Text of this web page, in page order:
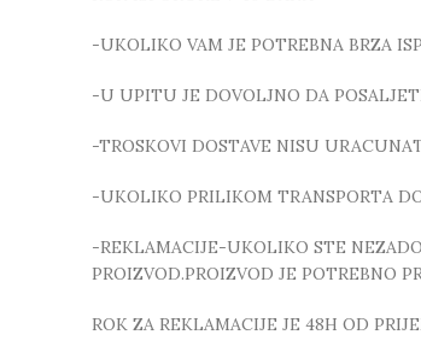
-UKOLIKO VAM JE POTREBNA BRZA
-U UPITU JE DOVOLJNO DA
-TROSKOVI DOSTAVE NISU
-UKOLIKO PRILIKOM TRANSPORTA
-REKLAMACIJE-UKOLIKO STE
PROIZVOD.PROIZVOD JE POTREBNO
ROK ZA REKLAMACIJE JE 48H OD